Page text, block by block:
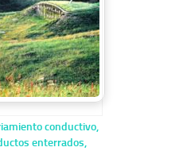
conductivo,
enterrados,